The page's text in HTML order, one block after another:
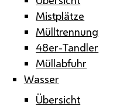
Mistplätze
Mülltrennung
48er-Tandler
Müllabfuhr
Wasser
Übersicht